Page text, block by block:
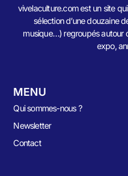
vivelaculture.com est un site
sélection d’une douzaine
musique…) regroupés autour
expo,
MENU
Qui sommes-nous ?
Newsletter
Contact